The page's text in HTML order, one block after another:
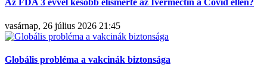
Az FDA 3 évvel később elismerte az Ivermectin a Covid ellen?
vasárnap, 26 július 2026 21:45
Globális probléma a vakcinák biztonsága